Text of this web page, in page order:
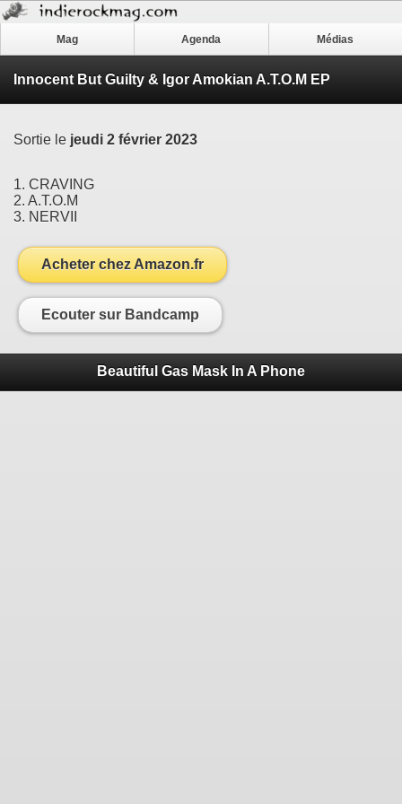
Mag Agenda Médias
Innocent But Guilty & Igor Amokian A​.​T​.​O​.​M EP
Sortie le jeudi 2 février 2023
1. CRAVING
2. A.T.O.M
3. NERVII
Acheter chez Amazon.fr
Ecouter sur Bandcamp
Beautiful Gas Mask In A Phone